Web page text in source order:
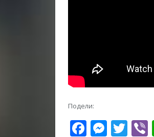
Подели: